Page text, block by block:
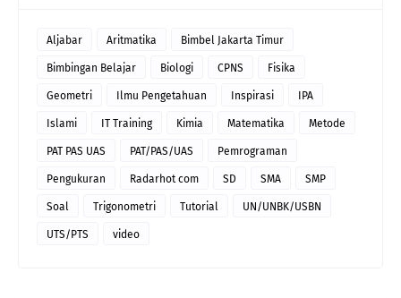
Aljabar Aritmatika Bimbel Jakarta Timur
Bimbingan Belajar Biologi CPNS Fisika
Geometri Ilmu Pengetahuan Inspirasi IPA
Islami IT Training Kimia Matematika Metode
PAT PAS UAS PAT/PAS/UAS Pemrograman
Pengukuran Radarhot com SD SMA SMP
Soal Trigonometri Tutorial UN/UNBK/USBN
UTS/PTS video